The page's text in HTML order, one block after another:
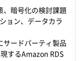
、暗号化の検討課題
ョン、データカラ
サードパーティ製品
するAmazon RDS